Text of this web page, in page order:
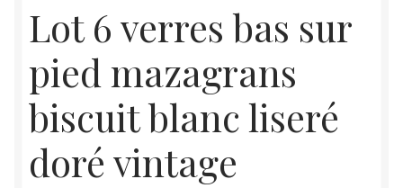
Lot 6 verres bas sur
pied mazagrans
biscuit blanc liseré
doré vintage